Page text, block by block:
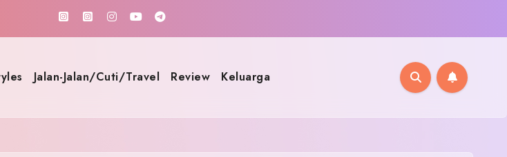
Jalan-Jalan/Cuti/Travel Review Keluarga